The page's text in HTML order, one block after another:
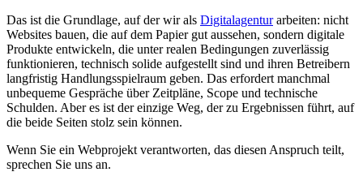
Das ist die Grundlage, auf der wir als Digitalagenturarbeiten: nicht
Websites bauen, die auf dem Papier gut aussehen, sondern digitale
Produkte entwickeln, die unter realen Bedingungen zuverlässig
funktionieren, technisch solide aufgestellt sind und ihren Betreibern
langfristig Handlungsspielraum geben. Das erfordert manchmal
unbequeme Gespräche über Zeitpläne, Scope und technische
Schulden. Aber es ist der einzige Weg, der zu Ergebnissen führt, auf
die beide Seiten stolz sein können.
Wenn Sie ein Webprojekt verantworten, das diesen Anspruch teilt,
sprechen Sie uns an.